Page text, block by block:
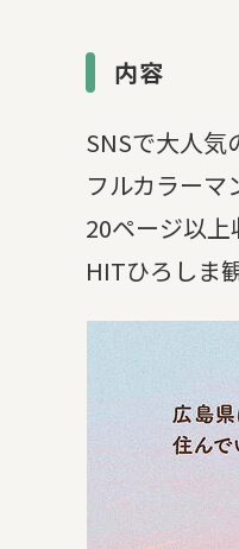
内容
SNSで大人気
フルカラー
20ページ以上
HITひろしま